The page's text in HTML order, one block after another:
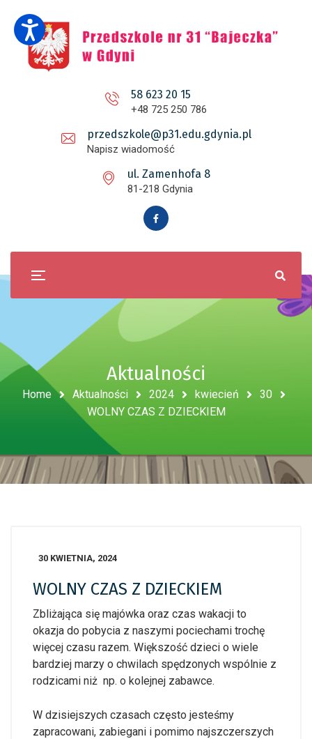
58 623 20 15
+48 725 250 786
przedszkole@p31.edu.gdynia.pl
Napisz wiadomość
ul. Zamenhofa 8
81-218 Gdynia
Aktualności
Home Aktualności 2024 kwiecień
30
WOLNY CZAS Z DZIECKIEM
30 KWIETNIA, 2024
WOLNY CZAS Z DZIECKIEM
Zbliżająca się majówka oraz czas wakacji to
okazja do pobycia z naszymi pociechami trochę
więcej czasu razem. Większość dzieci o wiele
bardziej marzy o chwilach spędzonych wspólnie z
rodzicami niż np. o kolejnej zabawce.
W dzisiejszych czasach często jesteśmy
zapracowani, zabiegani i pomimo najszczerszych